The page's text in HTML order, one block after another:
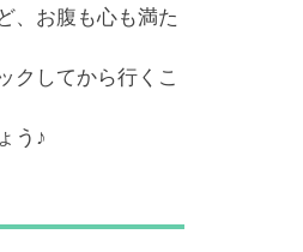
、お腹も心も満た
クしてから行くこ
う♪